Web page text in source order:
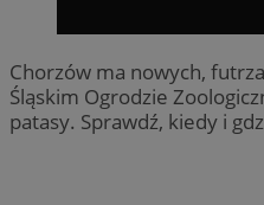
Chorzów ma nowych,
Śląskim Ogrodzie
patasy. Sprawdź, kiedy i